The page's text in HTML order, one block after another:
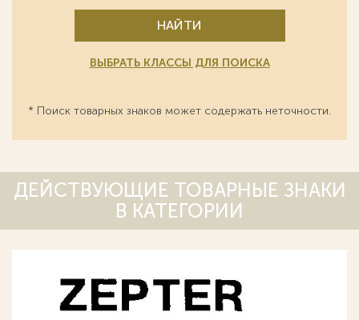
НАЙТИ
ВЫБРАТЬ КЛАССЫ ДЛЯ ПОИСКА
* Поиск товарных знаков может содержать неточности.
ДЕЙСТВУЮЩИЕ ТОВАРНЫЕ ЗНАКИ
В КАТЕГОРИИ